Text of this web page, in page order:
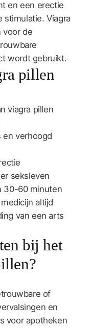
en een erectie
stimulatie. Viagra
voor de
wordt gebruikt.
pillen
viagra pillen
en verhoogd
seksleven
30-60 minuten
altijd
van een arts
bij het
of
en
voor apotheken